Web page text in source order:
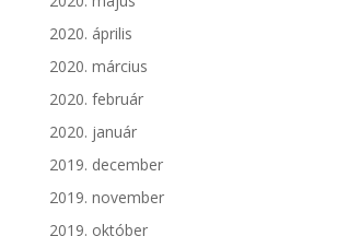
2020. április
2020. március
2020. február
2020. január
2019. december
2019. november
2019. október